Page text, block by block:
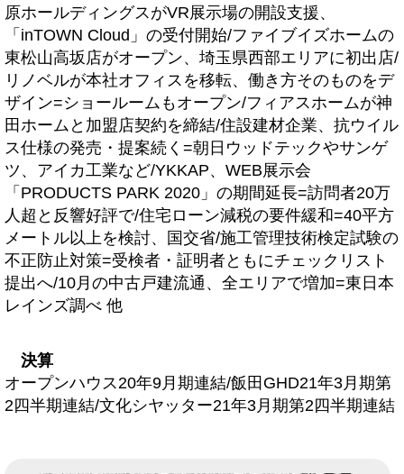
原ホールディングスがVR展示場の開設支援、
「inTOWN Cloud」の受付開始/ファイブイズホームの
東松山高坂店がオープン、埼玉県西部エリアに初出店/
リノベルが本社オフィスを移転、働き方そのものをデ
ザイン=ショールームもオープン/フィアスホームが神
田ホームと加盟店契約を締結/住設建材企業、抗ウイル
ス仕様の発売・提案続く=朝日ウッドテックやサンゲ
ツ、アイカ工業など/YKKAP、WEB展示会
「PRODUCTS PARK 2020」の期間延長=訪問者20万
人超と反響好評で/住宅ローン減税の要件緩和=40平方
メートル以上を検討、国交省/施工管理技術検定試験の
不正防止対策=受検者・証明者ともにチェックリスト
提出へ/10月の中古戸建流通、全エリアで増加=東日本
レインズ調べ 他
決算
オープンハウス20年9月期連結/飯田GHD21年3月期第
2四半期連結/文化シヤッター21年3月期第2四半期連結